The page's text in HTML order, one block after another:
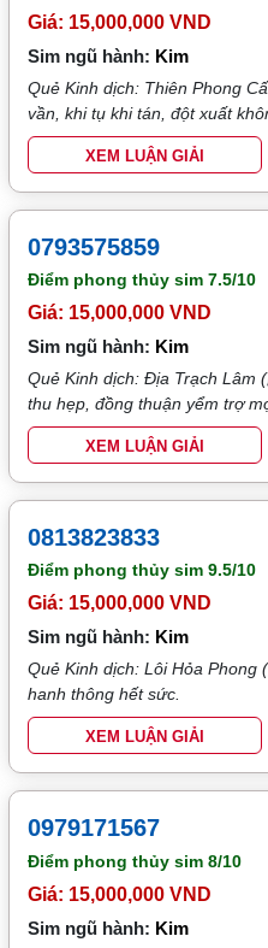
Giá: 15,000,000 VND
Sim ngũ hành: Kim
Quẻ Kinh dịch: Thiên Phong
vần, khi tụ khi tán, đột xuất
XEM LUẬN GIẢI
0793575859
Điểm phong thủy sim7.5/10
Giá: 15,000,000 VND
Sim ngũ hành: Kim
Quẻ Kinh dịch: Địa Trạch Lâm
thu hẹp, đồng thuận yểm trợ
XEM LUẬN GIẢI
0813823833
Điểm phong thủy sim9.5/10
Giá: 15,000,000 VND
Sim ngũ hành: Kim
Quẻ Kinh dịch: Lôi Hỏa Phong
hanh thông hết sức.
XEM LUẬN GIẢI
0979171567
Điểm phong thủy sim8/10
Giá: 15,000,000 VND
Sim ngũ hành: Kim